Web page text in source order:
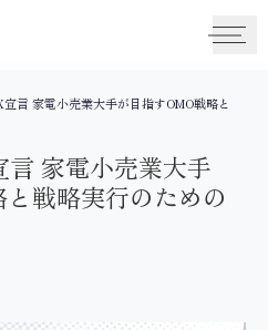
宣言 家電小売業大手が目指すOMO戦略と
言 家電小売業大手
戦略実行のための